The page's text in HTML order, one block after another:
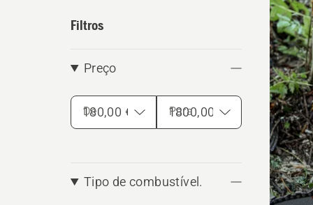
Filtros
Preço
De Para
Tipo de combustível.